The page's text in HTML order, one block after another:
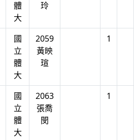
體
大
玲
國
立
體
大
2059
黃映
瑄
1
國
立
體
大
2063
張喬
閔
1